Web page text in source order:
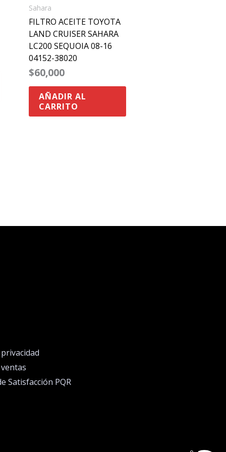
Sahara
FILTRO ACEITE TOYOTA
LAND CRUISER SAHARA
LC200 SEQUOIA 08-16
04152-38020
$60,000
AÑADIR AL
CARRITO
Satisfacción PQR